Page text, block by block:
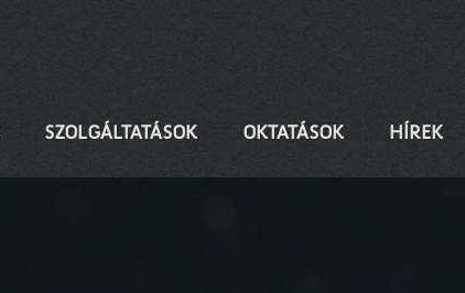
SZOLGÁLTATÁSOK OKTATÁSOK HÍREK